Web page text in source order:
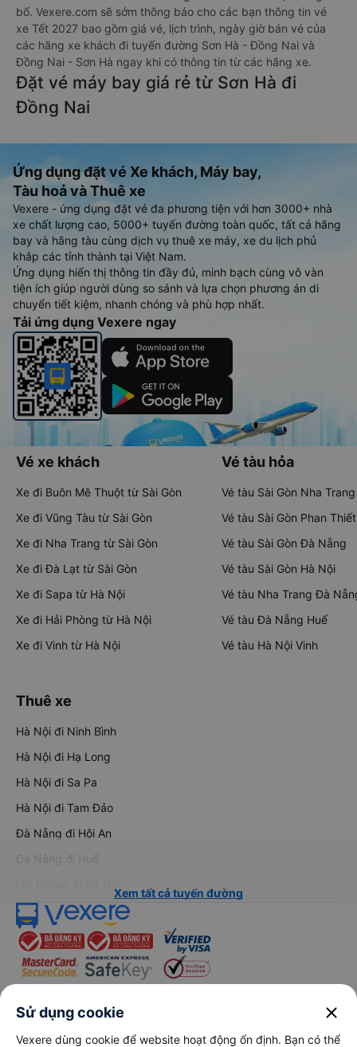
bố. Vexere.com sẽ sớm thông báo cho các bạn thông tin vé
xe Tết 2027 bao gồm giá vé, lịch trình, ngày giờ bán vé của
các hãng xe khách đi tuyến đường Sơn Hà - Đồng Nai và
Đồng Nai - Sơn Hà ngay khi có thông tin từ các hãng xe.
Đặt vé máy bay giá rẻ từ Sơn Hà đi
Đồng Nai
Ứng dụng đặt vé Xe khách, Máy bay,
Tàu hoả và Thuê xe
Vexere - ứng dụng đặt vé đa phương tiện với hơn 3000+ nhà
xe chất lượng cao, 5000+ tuyến đường toàn quốc, tất cả hãng
bay và hãng tàu cùng dịch vụ thuê xe máy, xe du lịch phủ
khắp các tỉnh thành tại Việt Nam.
Ứng dụng hiển thị thông tin đầy đủ, minh bạch cùng vô vàn
tiện ích giúp người dùng so sánh và lựa chọn phương án di
chuyển tiết kiệm, nhanh chóng và phù hợp nhất.
Tải ứng dụng Vexere ngay
Vé xe khách
Xe đi Buôn Mê Thuột từ Sài Gòn
Xe đi Vũng Tàu từ Sài Gòn
Xe đi Nha Trang từ Sài Gòn
Xe đi Đà Lạt từ Sài Gòn
Xe đi Sapa từ Hà Nội
Xe đi Hải Phòng từ Hà Nội
Xe đi Vinh từ Hà Nội
Vé tàu hỏa
Vé tàu Sài Gòn Nha Trang
Vé tàu Sài Gòn Phan Thiết
Vé tàu Sài Gòn Đà Nẵng
Vé tàu Sài Gòn Hà Nội
Vé tàu Nha Trang Đà
Vé tàu Đà Nẵng Huế
Vé tàu Hà Nội Vinh
Thuê xe
Hà Nội đi Ninh Bình
Hà Nội đi Hạ Long
Hà Nội đi Sa Pa
Hà Nội đi Tam Đảo
Đà Nẵng đi Hội An
Đà Nẵng đi Huế
Xem tất cả tuyến đường
Sử dụng cookie close
Vexere dùng cookie để website hoạt động ổn định. Bạn có thể